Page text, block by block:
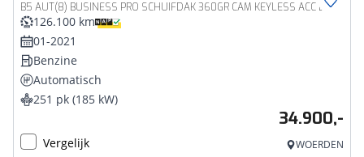
B5 AUT(8) BUSINESS PRO SCHUIFDAK 360GR CAM KEYLESS ACC BLIS
126.100 km
01-2021
Benzine
Automatisch
251 pk (185 kW)
34.900,-
Vergelijk WOERDEN